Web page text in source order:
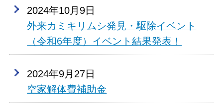
2024年10月9日
外来カミキリムシ発見・駆除イベント
（令和6年度）イベント結果発表！
2024年9月27日
空家解体費補助金